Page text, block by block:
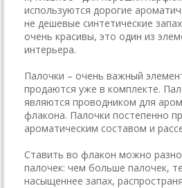
используются дорогие
не дешевые синтетические
очень красивы, это один из
интерьера.
Палочки – очень важный
продаются уже в комплекте.
являются проводником для
флакона. Палочки постепенно
ароматическим составом и
Ставить во флакон можно
палочек: чем больше палочек,
насыщеннее запах,